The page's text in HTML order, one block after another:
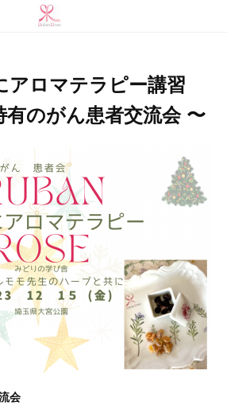
アロマテラピー講習
のがん患者交流会 〜
会